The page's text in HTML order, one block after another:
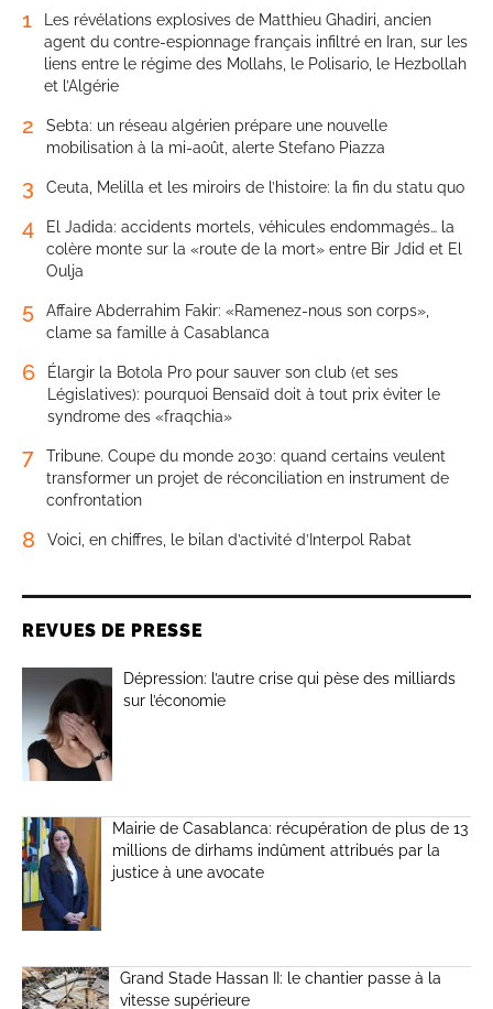
1
Les révélations explosives de Matthieu Ghadiri, ancien
agent du contre-espionnage français infiltré en Iran, sur les
liens entre le régime des Mollahs, le Polisario, le Hezbollah
et l’Algérie
2
Sebta: un réseau algérien prépare une nouvelle
mobilisation à la mi-août, alerte Stefano Piazza
3 Ceuta, Melilla et les miroirs de l’histoire: la fin du statu quo
4
El Jadida: accidents mortels, véhicules endommagés… la
colère monte sur la «route de la mort» entre Bir Jdid et El
Oulja
5
Affaire Abderrahim Fakir: «Ramenez-nous son corps»,
clame sa famille à Casablanca
6
Élargir la Botola Pro pour sauver son club (et ses
Législatives): pourquoi Bensaïd doit à tout prix éviter le
syndrome des «fraqchia»
7
Tribune. Coupe du monde 2030: quand certains veulent
transformer un projet de réconciliation en instrument de
confrontation
8 Voici, en chiffres, le bilan d’activité d’Interpol Rabat
REVUES DE PRESSE
Dépression: l’autre crise qui pèse des milliards
sur l’économie
Mairie de Casablanca: récupération de plus de 13
millions de dirhams indûment attribués par la
justice à une avocate
Grand Stade Hassan II: le chantier passe à la
vitesse supérieure